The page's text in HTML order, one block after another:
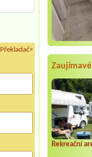
Rekreační
Překladač>